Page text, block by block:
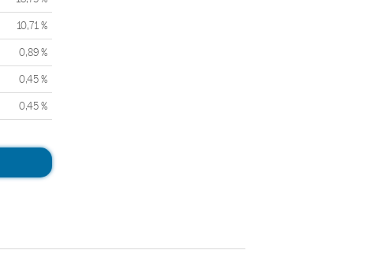
10,71 %
0,89 %
0,45 %
0,45 %